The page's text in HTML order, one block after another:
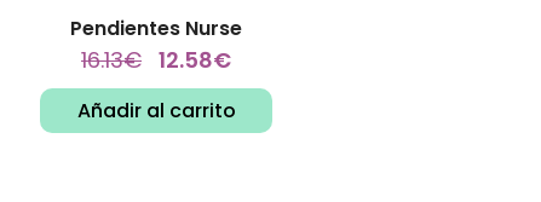
Pendientes Nurse
16.13€ 12.58€
Añadir al carrito